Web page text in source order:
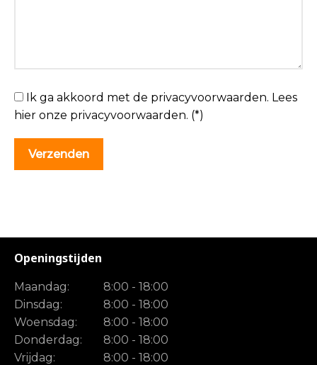
Ik ga akkoord met de privacyvoorwaarden. Lees
hier onze privacyvoorwaarden. (*)
Openingstijden
Maandag:
8:00 - 18:00
Dinsdag:
8:00 - 18:00
Woensdag:
8:00 - 18:00
Donderdag:
8:00 - 18:00
Vrijdag:
8:00 - 18:00